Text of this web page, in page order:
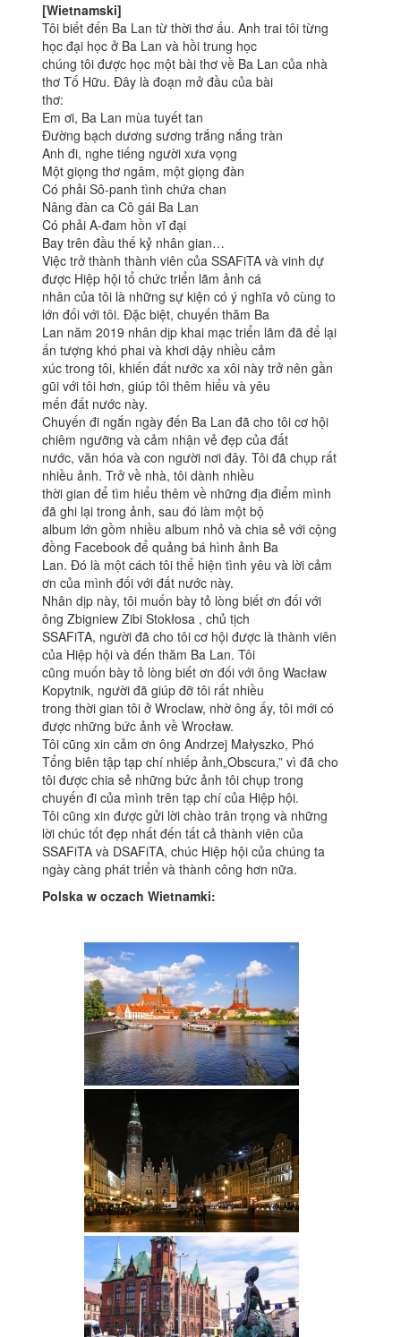
[Wietnamski]
Tôi biết đến Ba Lan từ thời thơ ấu. Anh trai tôi từng
học đại học ở Ba Lan và hồi trung học
chúng tôi được học một bài thơ về Ba Lan của nhà
thơ Tố Hữu. Đây là đoạn mở đầu của bài
thơ:
Em ơi, Ba Lan mùa tuyết tan
Đường bạch dương sương trắng nắng tràn
Anh đi, nghe tiếng người xưa vọng
Một giọng thơ ngâm, một giọng đàn
Có phải Sô-panh tình chứa chan
Nâng đàn ca Cô gái Ba Lan
Có phải A-đam hồn vĩ đại
Bay trên đầu thế kỷ nhân gian…
Việc trở thành thành viên của SSAFiTA và vinh dự
được Hiệp hội tổ chức triển lãm ảnh cá
nhân của tôi là những sự kiện có ý nghĩa vô cùng to
lớn đối với tôi. Đặc biệt, chuyến thăm Ba
Lan năm 2019 nhân dịp khai mạc triển lãm đã để lại
ấn tượng khó phai và khơi dậy nhiều cảm
xúc trong tôi, khiến đất nước xa xôi này trở nên gần
gũi với tôi hơn, giúp tôi thêm hiểu và yêu
mến đất nước này.
Chuyến đi ngắn ngày đến Ba Lan đã cho tôi cơ hội
chiêm ngưỡng và cảm nhận vẻ đẹp của đất
nước, văn hóa và con người nơi đây. Tôi đã chụp rất
nhiều ảnh. Trở về nhà, tôi dành nhiều
thời gian để tìm hiểu thêm về những địa điểm mình
đã ghi lại trong ảnh, sau đó làm một bộ
album lớn gồm nhiều album nhỏ và chia sẻ với cộng
đồng Facebook để quảng bá hình ảnh Ba
Lan. Đó là một cách tôi thể hiện tình yêu và lời cảm
ơn của mình đối với đất nước này.
Nhân dịp này, tôi muốn bày tỏ lòng biết ơn đối với
ông Zbigniew Zibi Stokłosa , chủ tịch
SSAFiTA, người đã cho tôi cơ hội được là thành viên
của Hiệp hội và đến thăm Ba Lan. Tôi
cũng muốn bày tỏ lòng biết ơn đối với ông Wacław
Kopytnik, người đã giúp đỡ tôi rất nhiều
trong thời gian tôi ở Wroclaw, nhờ ông ấy, tôi mới có
được những bức ảnh về Wrocław.
Tôi cũng xin cảm ơn ông Andrzej Małyszko, Phó
Tổng biên tập tạp chí nhiếp ảnh„Obscura,” vì đã cho
tôi được chia sẻ những bức ảnh tôi chụp trong
chuyến đi của mình trên tạp chí của Hiệp hội.
Tôi cũng xin được gửi lời chào trân trọng và những
lời chúc tốt đẹp nhất đến tất cả thành viên của
SSAFiTA và DSAFiTA, chúc Hiệp hội của chúng ta
ngày càng phát triển và thành công hơn nữa.
Polska w oczach Wietnamki: